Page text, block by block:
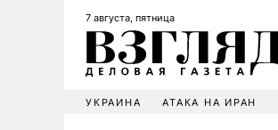
7 августа, пятница
УКРАИНА АТАКА НА ИРАН